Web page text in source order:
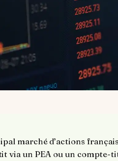
marché d’actions
via un PEA ou un